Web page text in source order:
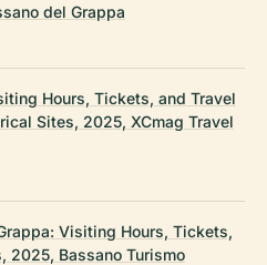
del Grappa
Hours, Tickets, and Travel
Sites, 2025, XCmag Travel
Visiting Hours, Tickets,
2025, Bassano Turismo